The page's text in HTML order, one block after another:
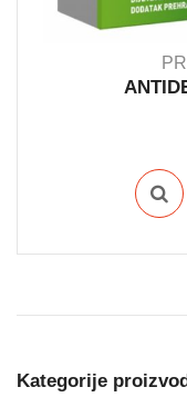
Kategorije